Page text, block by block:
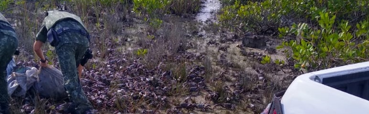
Photo Animal
Políticas
Saúde, Bicho
Segunda